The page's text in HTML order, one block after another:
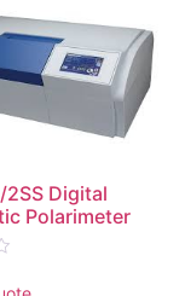
2SS Digital
Polarimeter